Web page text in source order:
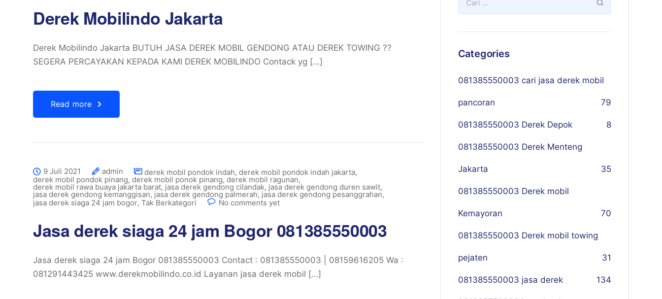
Derek Mobilindo Jakarta
Derek Mobilindo Jakarta BUTUH JASA DEREK MOBIL GENDONG ATAU DEREK TOWING ??
SEGERA PERCAYAKAN KEPADA KAMI DEREK MOBILINDO Contack yg […]
Read more
9 Juli 2021 admin derek mobil pondok indah, derek mobil pondok indah jakarta,
derek mobil pondok pinang, derek mobil ponok pinang, derek mobil ragunan,
derek mobil rawa buaya jakarta barat, jasa derek gendong cilandak, jasa derek gendong duren sawit,
jasa derek gendong kemanggisan, jasa derek gendong palmerah, jasa derek gendong pesanggrahan,
jasa derek siaga 24 jam bogor, Tak Berkategori No comments yet
Jasa derek siaga 24 jam Bogor 081385550003
Jasa derek siaga 24 jam Bogor 081385550003 Contact : 081385550003 | 08159616205 Wa :
081291443425 www.derekmobilindo.co.id Layanan jasa derek mobil […]
Categories
081385550003 cari jasa derek mobil
pancoran 79
081385550003 Derek Depok 8
081385550003 Derek Menteng
Jakarta 35
081385550003 Derek mobil
Kemayoran 70
081385550003 Derek mobil towing
pejaten 31
081385550003 jasa derek 134